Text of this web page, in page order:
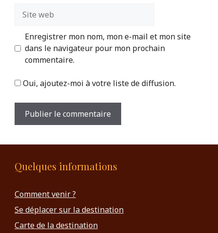
web
Enregistrer mon nom, mon e-mail et mon site
dans le navigateur pour mon prochain
commentaire.
Oui, ajoutez-moi à votre liste de diffusion.
Quelques informations
Comment venir ?
Se déplacer sur la destination
Carte de la destination